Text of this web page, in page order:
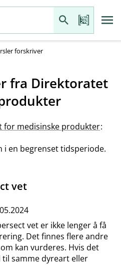
forskriver
fra Direktoratet
for medisinske produkter:
i en begrenset tidsperiode.
vet
vet er ikke lenger å få
Det finnes flere andre
kan vurderes. Hvis det
samme dyreart eller